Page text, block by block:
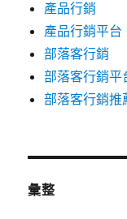
產品行銷
產品行銷平台
部落客行銷
部落客行銷平
部落客行銷推
彙整